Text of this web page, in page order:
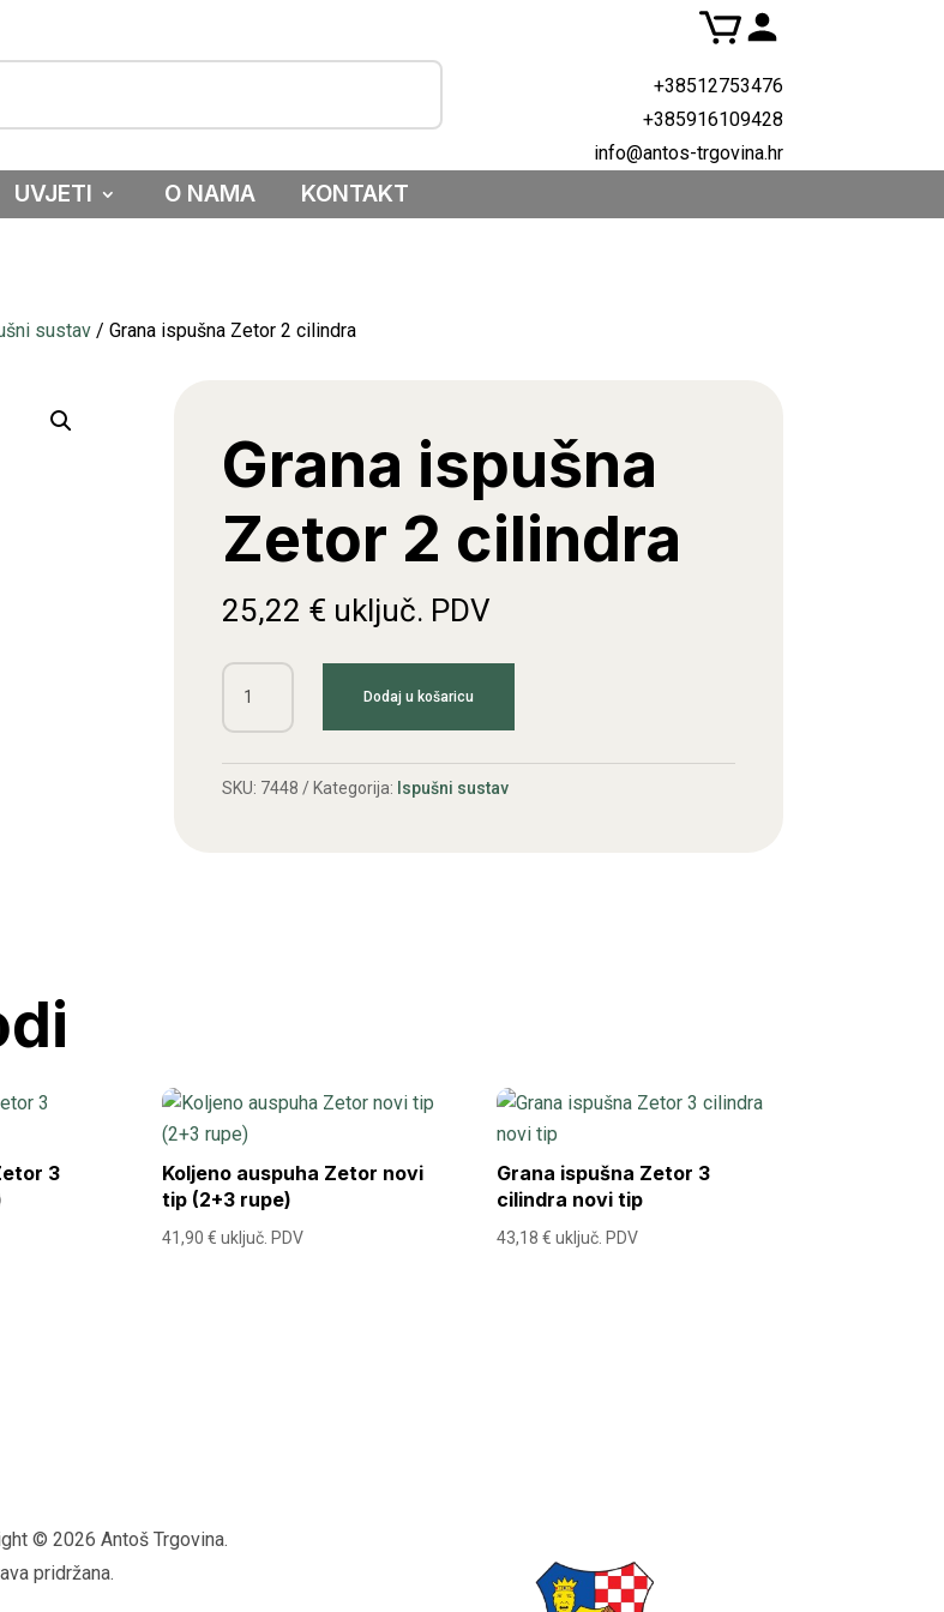
+38512753476
+385916109428
info@antos-trgovina.hr
UVJETI O NAMA KONTAKT
sustav / Grana ispušna Zetor 2 cilindra
Grana ispušna
Zetor 2 cilindra
25,22 € uključ. PDV
Grana
ispušna
2
Dodaj u košaricu
SKU: 7448 Kategorija: Ispušni sustav
3
Koljeno auspuha Zetor novi
tip (2+3 rupe)
41,90€ uključ. PDV
Grana ispušna Zetor 3
cilindra novi tip
43,18€ uključ. PDV
© 2026 Antoš Trgovina.
pridržana.